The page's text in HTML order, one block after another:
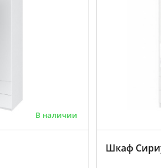
В наличии
Шкаф